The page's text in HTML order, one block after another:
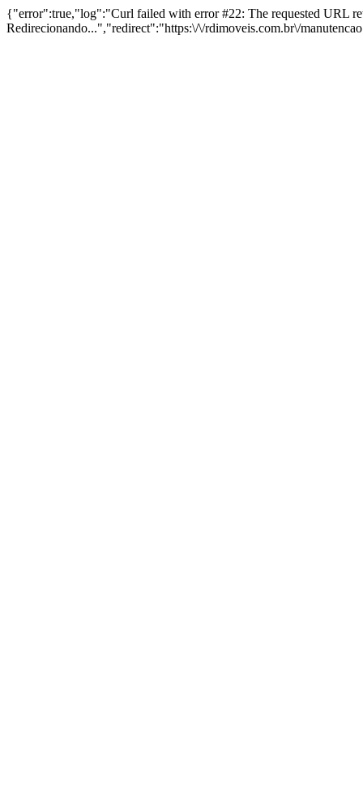
{"error":true,"log":"Curl failed with error #22: The requested URL
Redirecionando...","redirect":"https:\/\/rdimoveis.com.br\/